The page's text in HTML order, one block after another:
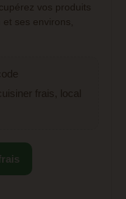
vos produits
ses environs,
frais, local